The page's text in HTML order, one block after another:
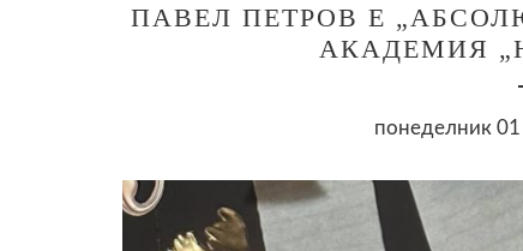
ПАВЕЛ ПЕТРОВ E
АКАДЕМИЯ
понеделник